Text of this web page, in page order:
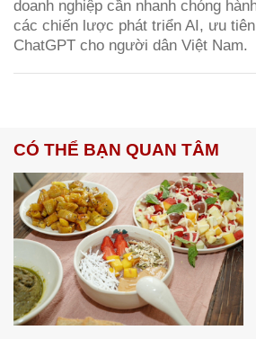
doanh nghiệp cần nhanh chóng
các chiến lược phát triển AI, ưu
ChatGPT cho người dân Việt Nam.
CÓ THỂ BẠN QUAN TÂM